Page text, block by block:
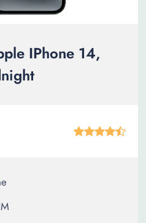
IPhone 14,